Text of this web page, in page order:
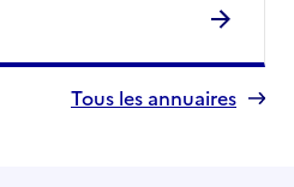
Tous les annuaires